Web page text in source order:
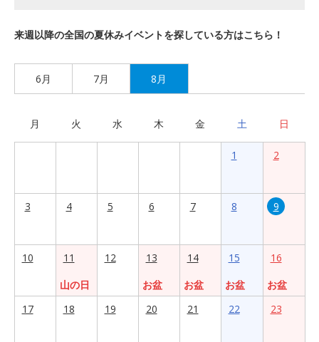
来週以降の全国の夏休みイベントを探している方はこちら！
6月 7月 8月
月 火 水 木 金 土 日
1 2
3 4 5 6 7 8 9
10
11
山の日
12
13
お盆
14
お盆
15
お盆
16
お盆
17
18 19 20 21 22 23